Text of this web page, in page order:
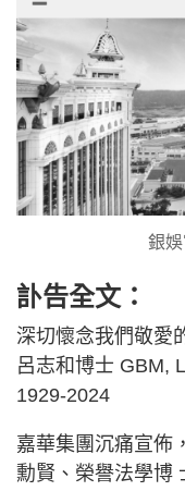
銀
訃告全文：
深切懷念我們敬愛
呂志和博士 GBM,
1929-2024
嘉華集團沉痛宣佈
勳賢、榮譽法學博